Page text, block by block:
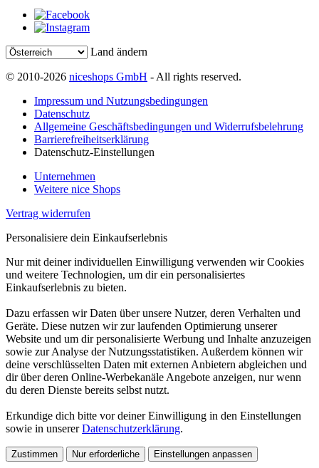
Land ändern
© 2010-2026 niceshops GmbH - All rights reserved.
Impressum und Nutzungsbedingungen
Datenschutz
Allgemeine Geschäftsbedingungen und Widerrufsbelehrung
Barrierefreiheitserklärung
Datenschutz-Einstellungen
Unternehmen
Weitere nice Shops
Vertrag widerrufen
Personalisiere dein Einkaufserlebnis
Nur mit deiner individuellen Einwilligung verwenden wir Cookies
und weitere Technologien, um dir ein personalisiertes
Einkaufserlebnis zu bieten.
Dazu erfassen wir Daten über unsere Nutzer, deren Verhalten und
Geräte. Diese nutzen wir zur laufenden Optimierung unserer
Website und um dir personalisierte Werbung und Inhalte anzuzeigen
sowie zur Analyse der Nutzungsstatistiken. Außerdem können wir
deine verschlüsselten Daten mit externen Anbietern abgleichen und
dir über deren Online-Werbekanäle Angebote anzeigen, nur wenn
du deren Dienste bereits selbst nutzt.
Erkundige dich bitte vor deiner Einwilligung in den Einstellungen
sowie in unsererDatenschutzerklärung.
Zustimmen Nur erforderliche Einstellungen anpassen